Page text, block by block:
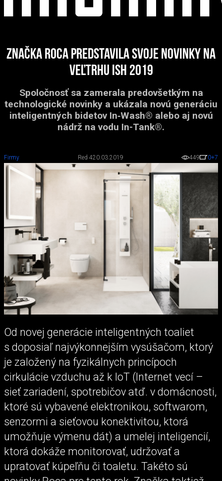
Značka Roca predstavila svoje novinky na
veľtrhu ISH 2019
Spoločnosť sa zamerala predovšetkým na
technologické novinky a ukázala novú generáciu
inteligentných bidetov In‑Wash® alebo aj novú
nádrž na vodu In-Tank®.
Firmy Red 420.03.2019 449 0+7
Od novej generácie inteligentných toaliet
s doposiaľ najvýkonnejším vysúšačom, ktorý
je založený na fyzikálnych princípoch
cirkulácie vzduchu až k IoT (Internet vecí –
sieť zariadení, spotrebičov atď. v domácnosti,
ktoré sú vybavené elektronikou, softwarom,
senzormi a sieťovou konektivitou, ktorá
umožňuje výmenu dát) a umelej inteligencií,
ktorá dokáže monitorovať, udržovať a
upratovať kúpeľňu či toaletu. Takéto sú